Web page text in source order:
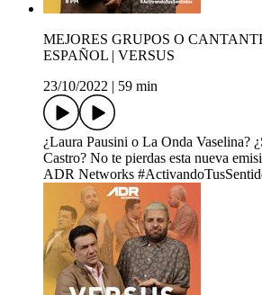
MEJORES GRUPOS O
ESPAÑOL | VERSUS
23/10/2022
59 min
¿Laura Pausini o La Onda Vaselina?
Castro? No te pierdas esta nueva
ADR Networks